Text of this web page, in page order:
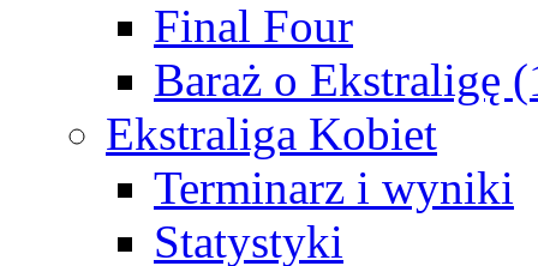
Final Four
Baraż o Ekstraligę
Ekstraliga Kobiet
Terminarz i wyniki
Statystyki